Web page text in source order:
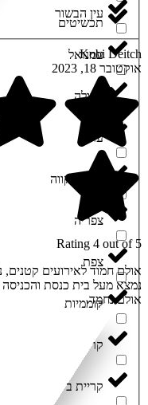
תכשיטים
עין הבשור
עמנואל
עפולה
ערד
פתח תקווה
צפריה
צפת
קוממיות
קריית אתא
קריית ביאליק
Kobi Deitch
אוקטובר 18, 2023
Rating 4 out of 5
אולם חמוד לאירועים
נמצא מעל בית כנסת
אולם נחמד.